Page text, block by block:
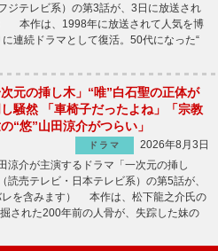
ジテレビ系）の第3話が、3日に放送され
本作は、1998年に放送されて人気を博
連続ドラマとして復活。50代になった“
次元の挿し木」“唯”白石聖の正体が
騒然 「車椅子だったよね」「宗教
“悠”山田涼介がつらい」
ドラマ
2026年8月3日
涼介が主演するドラマ「一次元の挿し
読売テレビ・日本テレビ系）の第5話が、
レを含みます） 本作は、松下龍之介氏の
された200年前の人骨が、失踪した妹の